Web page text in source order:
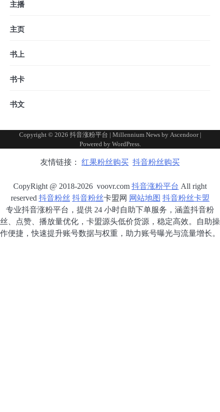
主播
主页
书上
书卡
书文
Copyright © 2026 抖音涨粉平台 | Millennium News by Ascendoor|
Powered by WordPress.
友情链接： 红果粉丝购买 抖音粉丝购买
CopyRight @ 2018-2026 voovr.com 抖音涨粉平台 All right
reserved 抖音粉丝 抖音粉丝卡盟网 网站地图 抖音粉丝卡盟
专业抖音涨粉平台，提供 24 小时自助下单服务，涵盖抖音粉
丝、点赞、播放量优化，卡盟源头低价货源，稳定高效。自助操
作便捷，快速提升账号数据与权重，助力账号曝光与流量增长。